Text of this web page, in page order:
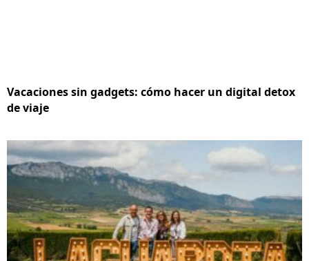
Vacaciones sin gadgets: cómo hacer un digital detox
de viaje